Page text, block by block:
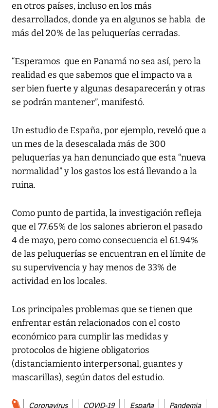
en otros países, incluso en los más
desarrollados, donde ya en algunos se habla de
más del 20% de las peluquerías cerradas.
“Esperamos que en Panamá no sea así, pero la
realidad es que sabemos que el impacto va a
ser bien fuerte y algunas desaparecerán y otras
se podrán mantener”, manifestó.
Un estudio de España, por ejemplo, reveló que a
un mes de la desescalada más de 300
peluquerías ya han denunciado que esta “nueva
normalidad” y los gastos los está llevando a la
ruina.
Como punto de partida, la investigación refleja
que el 77.65% de los salones abrieron el pasado
4 de mayo, pero como consecuencia el 61.94%
de las peluquerías se encuentran en el límite de
su supervivencia y hay menos de 33% de
actividad en los locales.
Los principales problemas que se tienen que
enfrentar están relacionados con el costo
económico para cumplir las medidas y
protocolos de higiene obligatorios
(distanciamiento interpersonal, guantes y
mascarillas), según datos del estudio.
Coronavirus COVID-19 España Pandemia